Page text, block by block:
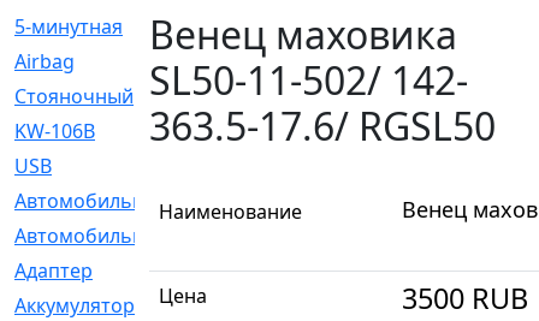
5-минутная
[1]
Airbag
[18]
Cтояночный
[1]
KW-106B
[0]
USB
Автомобильное
[6]
Автомобильный
Адаптер
[3]
Аккумулятор
Венец маховика
SL50-11-502/ 142-
363.5-17.6/ RGSL50
Наименование Венец
Цена 3500 RUB